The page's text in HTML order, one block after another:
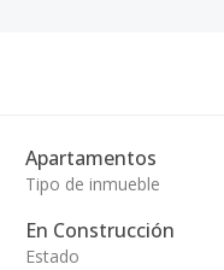
Apartamentos
Tipo de inmueble
En Construcción
Estado